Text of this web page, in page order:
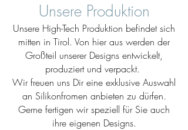
Unsere Produktion
Unsere High-Tech Produktion befindet sich
mitten in Tirol. Von hier aus werden der
Großteil unserer Designs entwickelt,
produziert und verpackt.
Wir freuen uns Dir eine exklusive Auswahl
an Silikonfromen anbieten zu dürfen.
Gerne fertigen wir speziell für Sie auch
ihre eigenen Designs.